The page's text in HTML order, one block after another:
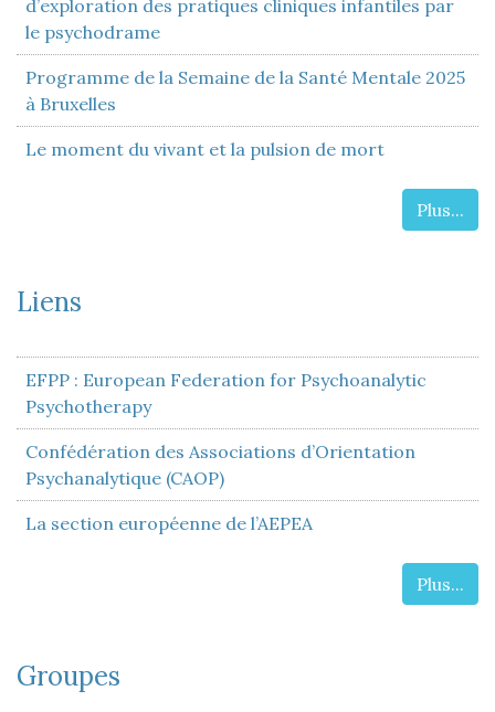
d’exploration des pratiques cliniques infantiles par
le psychodrame
Programme de la Semaine de la Santé Mentale 2025
à Bruxelles
Le moment du vivant et la pulsion de mort
Plus...
Liens
EFPP : European Federation for Psychoanalytic
Psychotherapy
Confédération des Associations d’Orientation
Psychanalytique (CAOP)
La section européenne de l’AEPEA
Plus...
Groupes